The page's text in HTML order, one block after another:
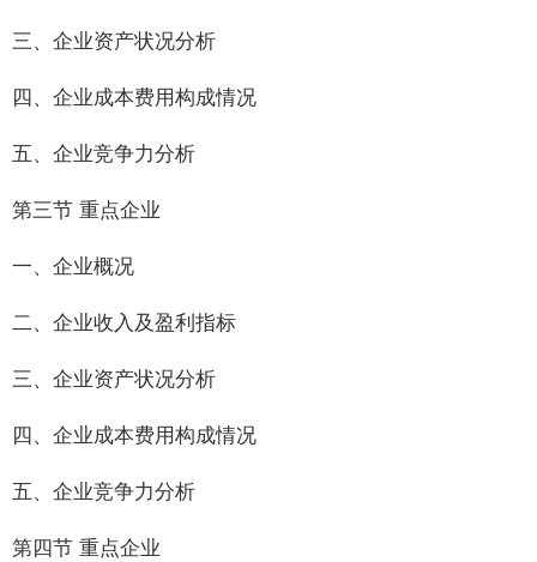
三、企业资产状况分析
四、企业成本费用构成情况
五、企业竞争力分析
第三节 重点企业
一、企业概况
二、企业收入及盈利指标
三、企业资产状况分析
四、企业成本费用构成情况
五、企业竞争力分析
第四节 重点企业